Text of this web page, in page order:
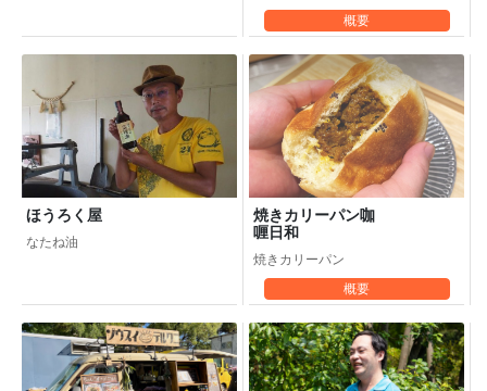
概要
ほうろく屋
なたね油
焼きカリーパン咖
喱日和
焼きカリーパン
概要